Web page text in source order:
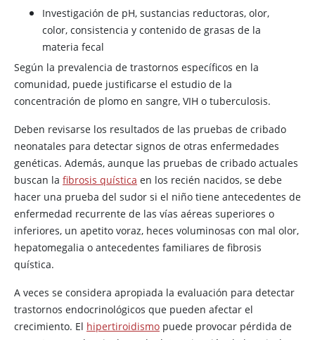
Investigación de pH, sustancias reductoras, olor,
color, consistencia y contenido de grasas de la
materia fecal
Según la prevalencia de trastornos específicos en la
comunidad, puede justificarse el estudio de la
concentración de plomo en sangre, VIH o tuberculosis.
Deben revisarse los resultados de las pruebas de cribado
neonatales para detectar signos de otras enfermedades
genéticas. Además, aunque las pruebas de cribado actuales
buscan la fibrosis quística en los recién nacidos, se debe
hacer una prueba del sudor si el niño tiene antecedentes de
enfermedad recurrente de las vías aéreas superiores o
inferiores, un apetito voraz, heces voluminosas con mal olor,
hepatomegalia o antecedentes familiares de fibrosis
quística.
A veces se considera apropiada la evaluación para detectar
trastornos endocrinológicos que pueden afectar el
crecimiento. El hipertiroidismo puede provocar pérdida de